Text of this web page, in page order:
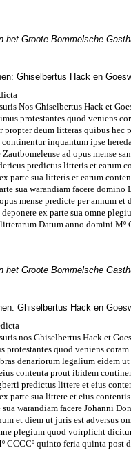
het Groote Bommelsche
Ghiselbertus Hack en
Nos Ghiselbertus Hack et
protestantes quod veniens
deum litteras quibus hec
inquantum ipse
ad opus mense
predictus litteris et earum
parte sua litteris et earum
sua warandiam facere
mense predicte per annum et
deponere ex parte sua omne
Datum anno domini Mº
het Groote Bommelsche
Ghiselbertus Hack en
nos Ghiselbertus Hack et
protestantes quod veniens
denariorum legalium eidem
contenta prout ibidem
predictus littere et eius
parte sua littere et eius
warandiam facere Johanni
et diem ut juris est adversus
plegium quod voirplicht
CCCCº quinto feria quinta post